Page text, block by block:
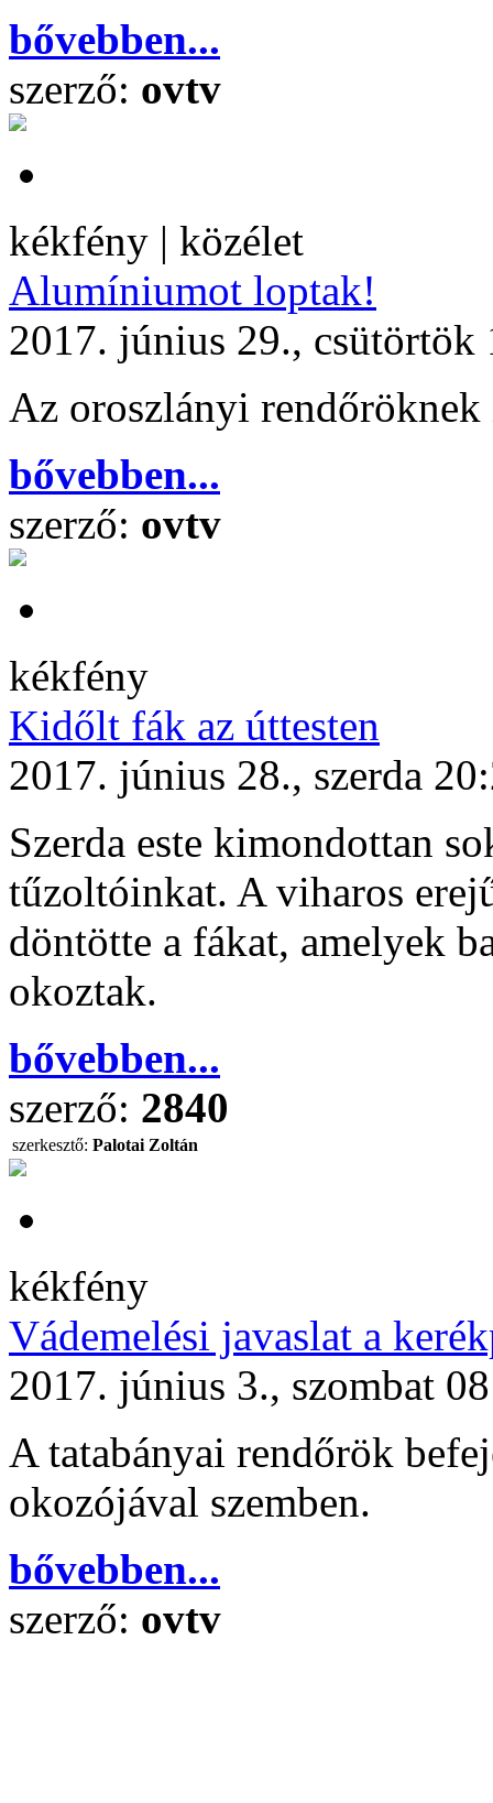
bővebben...
szerző: ovtv
kékfény | közélet
Alumíniumot loptak!
2017. június 29., csütörtök
Az oroszlányi
bővebben...
szerző: ovtv
kékfény
Kidőlt fák az úttesten
2017. június 28., szerda
Szerda este kimondottan
tűzoltóinkat. A viharos
döntötte a fákat, amelyek
okoztak.
bővebben...
szerző: 2840
szerkesztő: Palotai Zoltán
kékfény
Vádemelési javaslat a
2017. június 3., szombat
A tatabányai rendőrök
okozójával szemben.
bővebben...
szerző: ovtv